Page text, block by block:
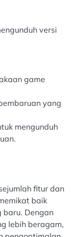
versi
game
yang
mengunduh
fitur dan
baik
baru. Dengan
lebih beragam,